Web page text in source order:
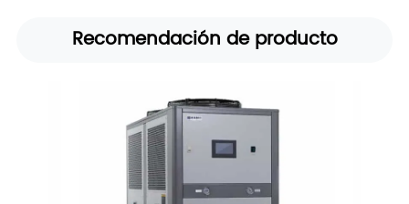
Recomendación de producto